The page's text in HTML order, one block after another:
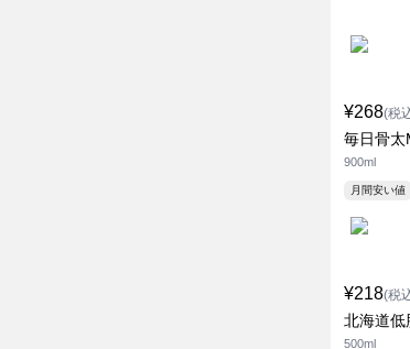
¥268(税
毎日骨太
900ml
月間安い値
¥218(税
北海道低
500ml